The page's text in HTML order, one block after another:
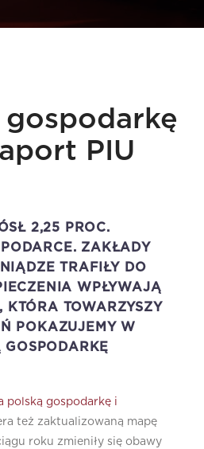
gospodarkę
PIU
2,25 PROC.
ZAKŁADY
TRAFIŁY DO
WPŁYWAJĄ
TOWARZYSZY
POKAZUJEMY W
polską gospodarkę i
też zaktualizowaną mapę
roku zmieniły się obawy